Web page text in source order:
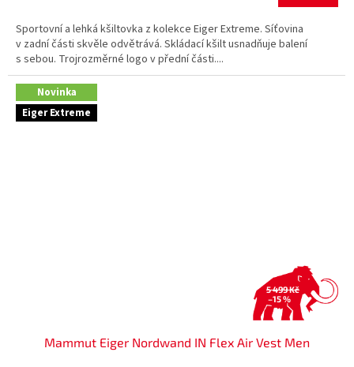
Sportovní a lehká kšiltovka z kolekce Eiger Extreme. Síťovina
v zadní části skvěle odvětrává. Skládací kšilt usnadňuje balení
s sebou. Trojrozměrné logo v přední části....
Novinka
Eiger Extreme
5 499 Kč
–15 %
Mammut Eiger Nordwand IN Flex Air Vest Men